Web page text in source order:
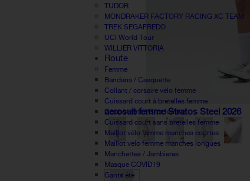
TUDOR
MONDRAKER FACTORY RACING XC TEAM
TREK SEGAFREDO
UCI World Tour
WILLIER VITTORIA
Route
Femme
Bandana / Casquette
Collant / corsaire velo femme
Cuissard court à bretelles femme
Coupe-vent / Gilet femme
Cuissard court sans bretelles femme
Maillot vélo femme manches courtes
Maillot velo femme manches longues
Manchettes / Jambieres
Masque COVID19
Gants été
aerosuit femme Stratos Steel 2026